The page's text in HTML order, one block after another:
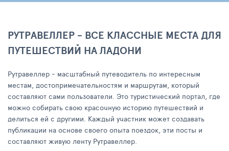
РУТРАВЕЛЛЕР - ВСЕ КЛАССНЫЕ МЕСТА ДЛЯ
ПУТЕШЕСТВИЙ НА ЛАДОНИ
Рутравеллер - масштабный путеводитель по интересным
местам, достопримечательностям и маршрутам, который
составляют сами пользователи. Это туристический портал, где
можно собирать свою красочную историю путешествий и
делиться ей с другими. Каждый участник может создавать
публикации на основе своего опыта поездок, эти посты и
составляют живую ленту Рутравеллер.